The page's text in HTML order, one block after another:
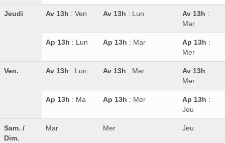
Jeudi Av 13h : Ven Av 13h : Lun Av 13h :
Mar
Ap 13h : Lun Ap 13h : Mar Ap 13h :
Mer
Ven. Av 13h : Lun Av 13h : Mar Av 13h :
Mer
Ap 13h : Ma Ap 13h : Mer Ap 13h :
Jeu
Sam. /
Dim.
Mar Mer Jeu